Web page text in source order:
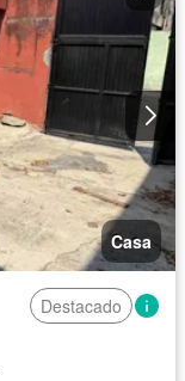
Casa
Destacado